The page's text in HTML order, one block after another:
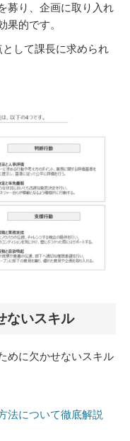
募り、企画に取り入れ
果的です。
として課長に求められ
ないスキル
めに欠かせないスキル
法について徹底解説